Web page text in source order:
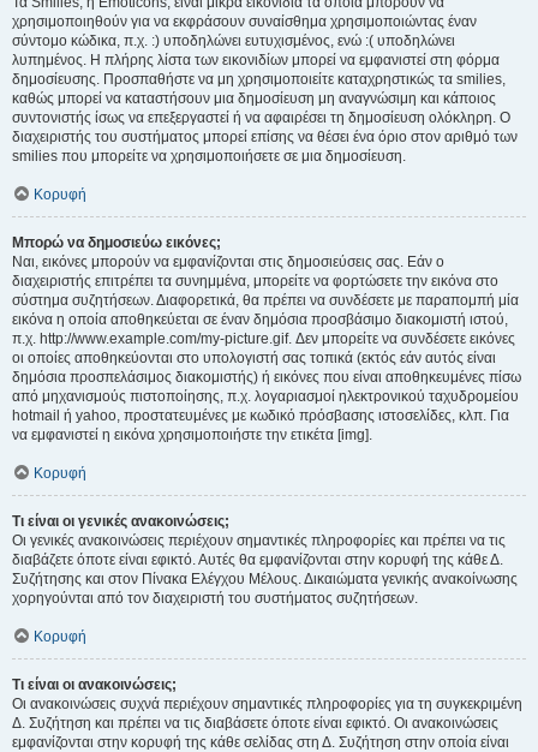
χρησιμοποιηθούν για να εκφράσουν συναίσθημα χρησιμοποιώντας έναν
σύντομο κώδικα, π.χ. :) υποδηλώνει ευτυχισμένος, ενώ :( υποδηλώνει
λυπημένος. Η πλήρης λίστα των εικονιδίων μπορεί να εμφανιστεί στη φόρμα
δημοσίευσης. Προσπαθήστε να μη χρησιμοποιείτε καταχρηστικώς τα smilies,
καθώς μπορεί να καταστήσουν μια δημοσίευση μη αναγνώσιμη και κάποιος
συντονιστής ίσως να επεξεργαστεί ή να αφαιρέσει τη δημοσίευση ολόκληρη. Ο
διαχειριστής του συστήματος μπορεί επίσης να θέσει ένα όριο στον αριθμό των
smilies που μπορείτε να χρησιμοποιήσετε σε μια δημοσίευση.
Κορυφή
Μπορώ να δημοσιεύω εικόνες;
Ναι, εικόνες μπορούν να εμφανίζονται στις δημοσιεύσεις σας. Εάν ο
διαχειριστής επιτρέπει τα συνημμένα, μπορείτε να φορτώσετε την εικόνα στο
σύστημα συζητήσεων. Διαφορετικά, θα πρέπει να συνδέσετε με παραπομπή μία
εικόνα η οποία αποθηκεύεται σε έναν δημόσια προσβάσιμο διακομιστή ιστού,
π.χ. http://www.example.com/my-picture.gif. Δεν μπορείτε να συνδέσετε εικόνες
οι οποίες αποθηκεύονται στο υπολογιστή σας τοπικά (εκτός εάν αυτός είναι
δημόσια προσπελάσιμος διακομιστής) ή εικόνες που είναι αποθηκευμένες πίσω
από μηχανισμούς πιστοποίησης, π.χ. λογαριασμοί ηλεκτρονικού ταχυδρομείου
hotmail ή yahoo, προστατευμένες με κωδικό πρόσβασης ιστοσελίδες, κλπ. Για
να εμφανιστεί η εικόνα χρησιμοποιήστε την ετικέτα [img].
Κορυφή
Τι είναι οι γενικές ανακοινώσεις;
Οι γενικές ανακοινώσεις περιέχουν σημαντικές πληροφορίες και πρέπει να τις
διαβάζετε όποτε είναι εφικτό. Αυτές θα εμφανίζονται στην κορυφή της κάθε Δ.
Συζήτησης και στον Πίνακα Ελέγχου Μέλους. Δικαιώματα γενικής ανακοίνωσης
χορηγούνται από τον διαχειριστή του συστήματος συζητήσεων.
Κορυφή
Τι είναι οι ανακοινώσεις;
Οι ανακοινώσεις συχνά περιέχουν σημαντικές πληροφορίες για τη συγκεκριμένη
Δ. Συζήτηση και πρέπει να τις διαβάσετε όποτε είναι εφικτό. Οι ανακοινώσεις
εμφανίζονται στην κορυφή της κάθε σελίδας στη Δ. Συζήτηση στην οποία είναι